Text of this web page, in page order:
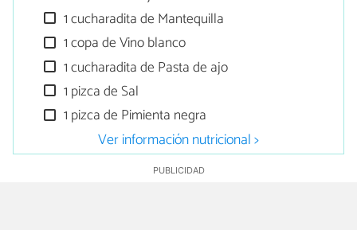
1 cucharadita de Mantequilla
1 copa de Vino blanco
1 cucharadita de Pasta de ajo
1 pizca de Sal
1 pizca de Pimienta negra
Ver información nutricional >